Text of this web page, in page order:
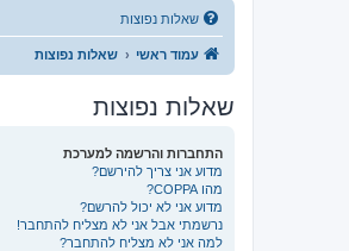
שאלות נפוצות
עמוד ראשי שאלות נפוצות
שאלות נפוצות
התחברות והרשמה למערכת
מדוע אני צריך להירשם?
מהו COPPA?
מדוע אני לא יכול להרשם?
נרשמתי אבל אני לא מצליח להתחבר!
למה אני לא מצליח להתחבר?